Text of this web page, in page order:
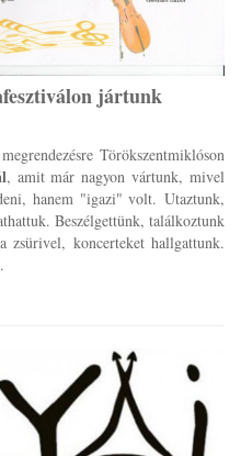
jártunk
Törökszentmiklóson
, amit már nagyon vártunk, mivel
hanem "igazi" volt. Utaztunk,
Beszélgettünk, találkoztunk
zsürivel, koncerteket hallgattunk.